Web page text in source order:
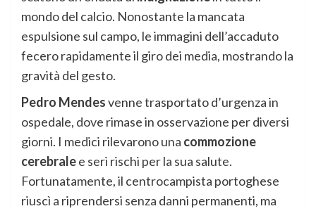
mondo del calcio. Nonostante la mancata
espulsione sul campo, le immagini dell’accaduto
fecero rapidamente il giro dei media, mostrando la
gravità del gesto.
Pedro Mendesvenne trasportato d’urgenza in
ospedale, dove rimase in osservazione per diversi
giorni. I medici rilevarono una commozione
cerebralee seri rischi per la sua salute.
Fortunatamente, il centrocampista portoghese
riuscì a riprendersi senza danni permanenti, ma